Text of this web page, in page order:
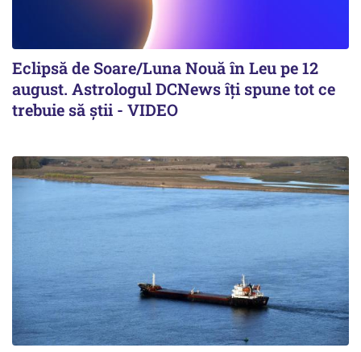
Eclipsă de Soare/Luna Nouă în Leu pe 12
august. Astrologul DCNews îți spune tot ce
trebuie să știi - VIDEO